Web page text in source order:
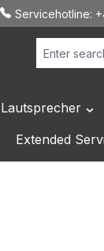
Servicehotline:
from the
close the
Lautsprecher
Extended